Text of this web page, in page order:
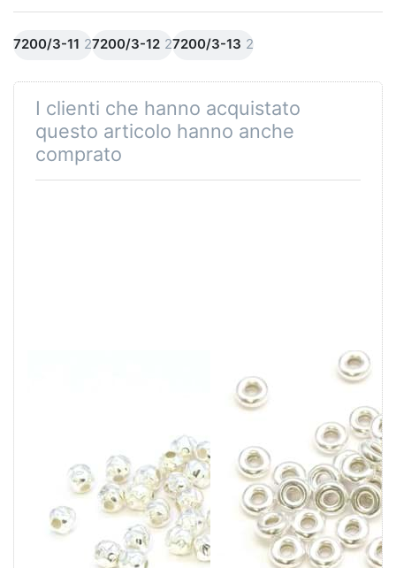
7200/3-11 27200/3-12 27200/3-13 2
I clienti che hanno acquistato
questo articolo hanno anche
comprato
Rondelle lucide,
argento 925